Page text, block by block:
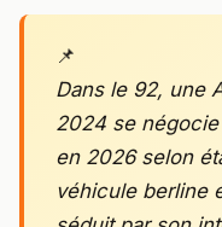
Dans le 92, une
2024 se
en 2026 selon
véhicule berline